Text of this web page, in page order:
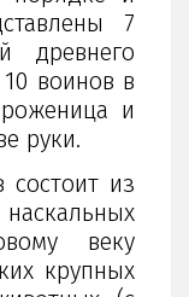
7
древнего
воинов в
и
руки.
состоит из
веку
крупных